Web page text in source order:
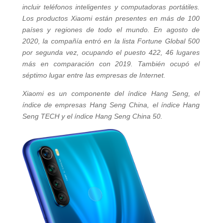
incluir teléfonos inteligentes y computadoras portátiles.
Los productos Xiaomi están presentes en más de 100
países y regiones de todo el mundo. En agosto de
2020, la compañía entró en la lista Fortune Global 500
por segunda vez, ocupando el puesto 422, 46 lugares
más en comparación con 2019. También ocupó el
séptimo lugar entre las empresas de Internet.
Xiaomi es un componente del índice Hang Seng, el
índice de empresas Hang Seng China, el índice Hang
Seng TECH y el índice Hang Seng China 50.